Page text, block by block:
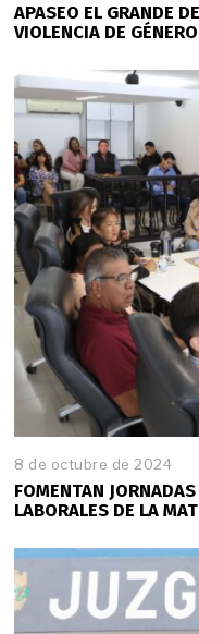
APASEO EL GRANDE
VIOLENCIA DE GÉNERO
8 de octubre de 2024
FOMENTAN
LABORALES DE LA